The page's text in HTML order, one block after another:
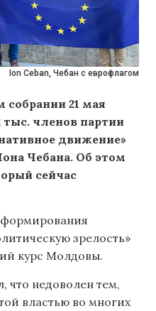
Ion Ceban, Чебан с еврофлагом
21 мая
тыс. членов партии
движение»
Чебана. Об этом
сейчас
зрелость»
курс Молдовы.
что недоволен тем,
властью во многих